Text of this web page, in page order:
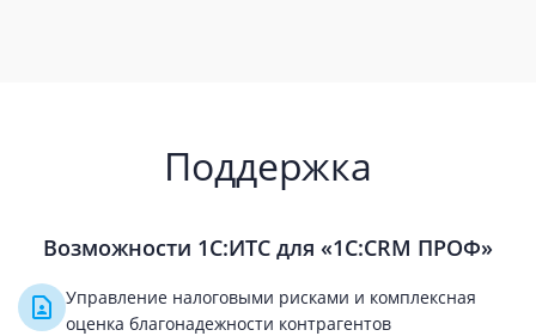
Поддержка
Возможности 1С:ИТС для «1С:CRM ПРОФ»
Управление налоговыми рисками и комплексная
оценка благонадежности контрагентов